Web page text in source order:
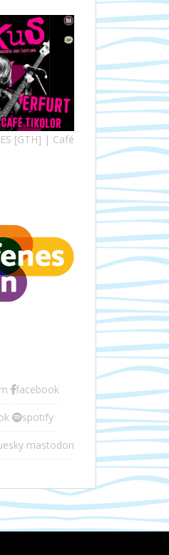
[GTH] | Café
facebook
spotify
mastodon